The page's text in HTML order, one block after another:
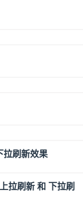
拉刷新效果
拉刷新 和 下拉刷